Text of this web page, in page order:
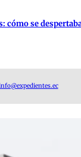
cómo se